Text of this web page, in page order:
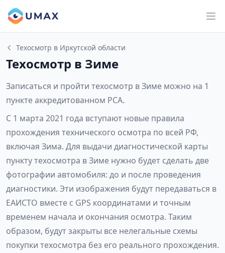
Техосмотр в Иркутской области
Техосмотр в Зиме
Записаться и пройти техосмотр в Зиме можно на 1
пункте аккредитованном РСА.
С 1 марта 2021 года вступают новые правила
прохождения технического осмотра по всей РФ,
включая Зима. Для выдачи диагностической карты
пункту техосмотра в Зиме нужно будет сделать две
фотографии автомобиля: до и после проведения
диагностики. Эти изображения будут передаваться в
ЕАИСТО вместе с GPS координатами и точным
временем начала и окончания осмотра. Таким
образом, будут закрыты все нелегальные схемы
покупки техосмотра без его реального прохождения.